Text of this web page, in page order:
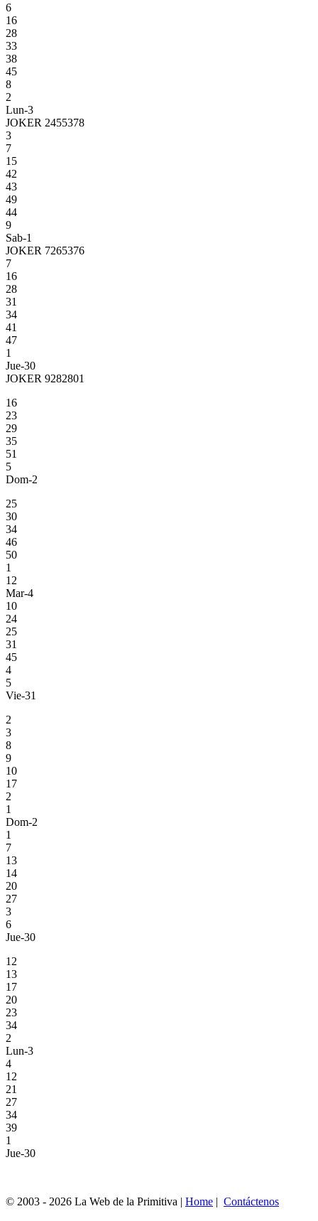
6
16
28
33
38
45
8
2
Lun-3
JOKER 2455378
3
7
15
42
43
49
44
9
Sab-1
JOKER 7265376
7
16
28
31
34
41
47
1
Jue-30
JOKER 9282801
16
23
29
35
51
5
Dom-2
25
30
34
46
50
1
12
Mar-4
10
24
25
31
45
4
5
Vie-31
2
3
8
9
10
17
2
1
Dom-2
1
7
13
14
20
27
3
6
Jue-30
12
13
17
20
23
34
2
Lun-3
4
12
21
27
34
39
1
Jue-30
© 2003 - 2026 La Web de la Primitiva | Home | Contáctenos